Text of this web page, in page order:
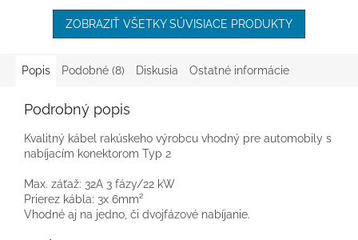
ZOBRAZIŤ VŠETKY SÚVISIACE PRODUKTY
Popis Podobné (8) Diskusia Ostatné informácie
Podrobný popis
Kvalitný kábel rakúskeho výrobcu vhodný pre automobily s
nabíjacím konektorom Typ 2
Max. záťaž: 32A 3 fázy/22 kW
Prierez kábla: 3x 6mm²
Vhodné aj na jedno, či dvojfázové nabíjanie.